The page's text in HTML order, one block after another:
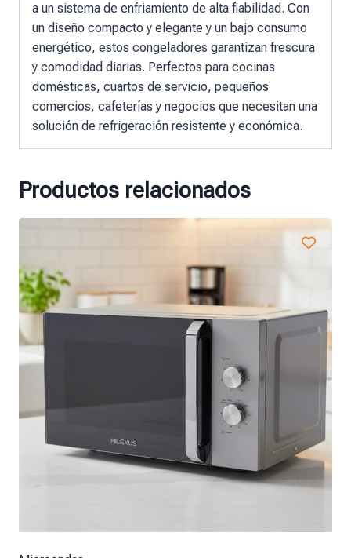
a un sistema de enfriamiento de alta fiabilidad. Con
un diseño compacto y elegante y un bajo consumo
energético, estos congeladores garantizan frescura
y comodidad diarias. Perfectos para cocinas
domésticas, cuartos de servicio, pequeños
comercios, cafeterías y negocios que necesitan una
solución de refrigeración resistente y económica.
Productos relacionados